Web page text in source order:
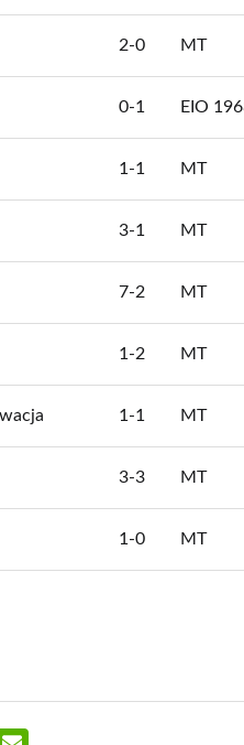
2-0 MT
0-1 EIO
1-1 MT
3-1 MT
7-2 MT
1-2 MT
1-1 MT
3-3 MT
1-0 MT